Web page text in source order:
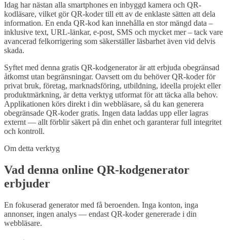
Idag har nästan alla smartphones en inbyggd kamera och QR-
kodläsare, vilket gör QR-koder till ett av de enklaste sätten att dela
information. En enda QR-kod kan innehålla en stor mängd data –
inklusive text, URL-länkar, e-post, SMS och mycket mer – tack vare
avancerad felkorrigering som säkerställer läsbarhet även vid delvis
skada.
Syftet med denna gratis QR-kodgenerator är att erbjuda obegränsad
åtkomst utan begränsningar. Oavsett om du behöver QR-koder för
privat bruk, företag, marknadsföring, utbildning, ideella projekt eller
produktmärkning, är detta verktyg utformat för att täcka alla behov.
Applikationen körs direkt i din webbläsare, så du kan generera
obegränsade QR-koder gratis. Ingen data laddas upp eller lagras
externt — allt förblir säkert på din enhet och garanterar full integritet
och kontroll.
Om detta verktyg
Vad denna online QR-kodgenerator
erbjuder
En fokuserad generator med få beroenden. Inga konton, inga
annonser, ingen analys — endast QR-koder genererade i din
webbläsare.